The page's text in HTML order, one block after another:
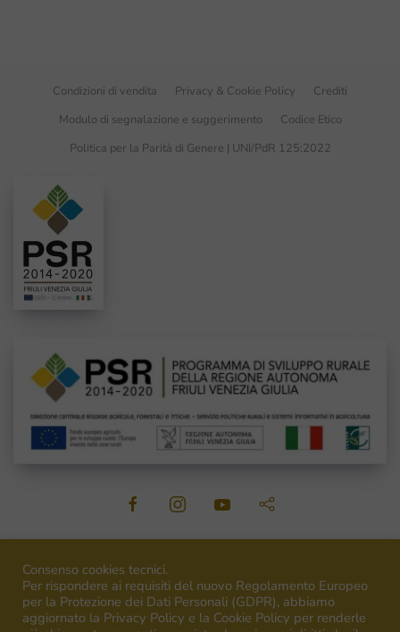
Condizioni di vendita Privacy & Cookie Policy
Crediti
Modulo di segnalazione e suggerimento
Codice Etico
Politica per la Parità di Genere | UNI/PdR 125:2022
Consenso cookies tecnici.
Per rispondere ai requisiti del nuovo Regolamento Europeo
per la Protezione dei Dati Personali (GDPR), abbiamo
aggiornato la Privacy Policy e la Cookie Policy per renderle